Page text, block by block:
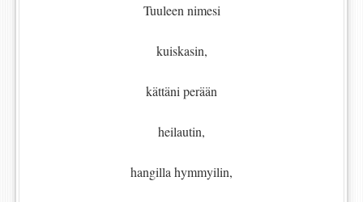
Tuuleen nimesi
kuiskasin,
kättäni perään
heilautin,
hangilla hymmyilin,